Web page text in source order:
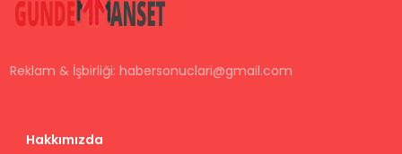
Reklam & İşbirliği:habersonuclari@gmail.com
Hakkımızda